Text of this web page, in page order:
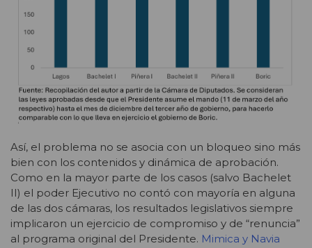
Así, el problema no se asocia con un bloqueo sino más
bien con los contenidos y dinámica de aprobación.
Como en la mayor parte de los casos (salvo Bachelet
II) el poder Ejecutivo no contó con mayoría en alguna
de las dos cámaras, los resultados legislativos siempre
implicaron un ejercicio de compromiso y de “renuncia”
al programa original del Presidente. Mimica y Navia